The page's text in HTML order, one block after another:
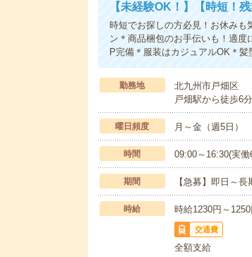
【未経験OK！】【時短！
時短でお探しの方必見！お休み
ン＊商品梱包のお手伝いも！適
P完備＊服装はカジュアルOK＊髪
勤務地
北九州市戸畑区
戸畑駅から徒歩6
曜日頻度 月～金（週5日）
時間 09:00～16:30(実
期間 【急募】即日～
時給 時給1230円～
交通費
全額支給